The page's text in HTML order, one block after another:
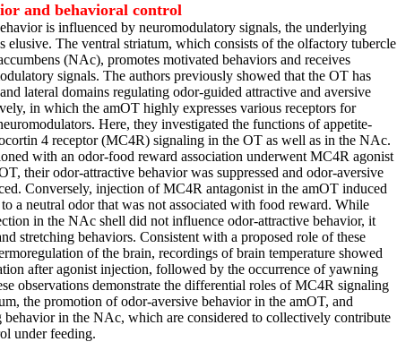
and behavioral control
is influenced by neuromodulatory signals, the underlying
elusive. The ventral striatum, which consists of the olfactory tubercle
(NAc), promotes motivated behaviors and receives
signals. The authors previously showed that the OT has
lateral domains regulating odor-guided attractive and aversive
in which the amOT highly expresses various receptors for
Here, they investigated the functions of appetite-
4 receptor (MC4R) signaling in the OT as well as in the NAc.
with an odor-food reward association underwent MC4R agonist
their odor-attractive behavior was suppressed and odor-aversive
Conversely, injection of MC4R antagonist in the amOT induced
a neutral odor that was not associated with food reward. While
in the NAc shell did not influence odor-attractive behavior, it
stretching behaviors. Consistent with a proposed role of these
of the brain, recordings of brain temperature showed
after agonist injection, followed by the occurrence of yawning
observations demonstrate the differential roles of MC4R signaling
the promotion of odor-aversive behavior in the amOT, and
behavior in the NAc, which are considered to collectively contribute
under feeding.